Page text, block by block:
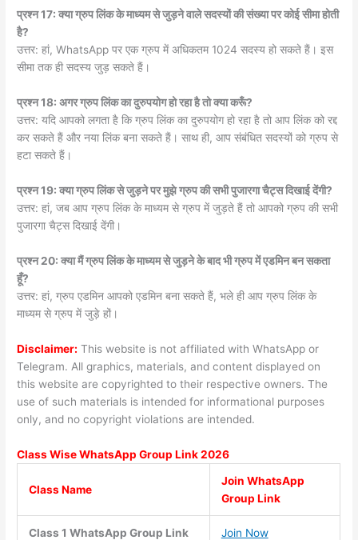
प्रश्न 17: क्या ग्रुप लिंक के माध्यम से जुड़ने वाले सदस्यों की संख्या पर कोई सीमा होती
है?
उत्तर: हां, WhatsApp पर एक ग्रुप में अधिकतम 1024 सदस्य हो सकते हैं। इस
सीमा तक ही सदस्य जुड़ सकते हैं।
प्रश्न 18: अगर ग्रुप लिंक का दुरुपयोग हो रहा है तो क्या करूँ?
उत्तर: यदि आपको लगता है कि ग्रुप लिंक का दुरुपयोग हो रहा है तो आप लिंक को रद्द
कर सकते हैं और नया लिंक बना सकते हैं। साथ ही, आप संबंधित सदस्यों को ग्रुप से
हटा सकते हैं।
प्रश्न 19: क्या ग्रुप लिंक से जुड़ने पर मुझे ग्रुप की सभी पुजारगा चैट्स दिखाई देंगी?
उत्तर: हां, जब आप ग्रुप लिंक के माध्यम से ग्रुप में जुड़ते हैं तो आपको ग्रुप की सभी
पुजारगा चैट्स दिखाई देंगी।
प्रश्न 20: क्या मैं ग्रुप लिंक के माध्यम से जुड़ने के बाद भी ग्रुप में एडमिन बन सकता
हूँ?
उत्तर: हां, ग्रुप एडमिन आपको एडमिन बना सकते हैं, भले ही आप ग्रुप लिंक के
माध्यम से ग्रुप में जुड़े हों।
Disclaimer: This website is not affiliated with WhatsApp or
Telegram. All graphics, materials, and content displayed on
this website are copyrighted to their respective owners. The
use of such materials is intended for informational purposes
only, and no copyright violations are intended.
Class Wise WhatsApp GroupLink 2026
Class Name
Join WhatsApp
Group Link
Class 1 WhatsApp Group Link Join Now